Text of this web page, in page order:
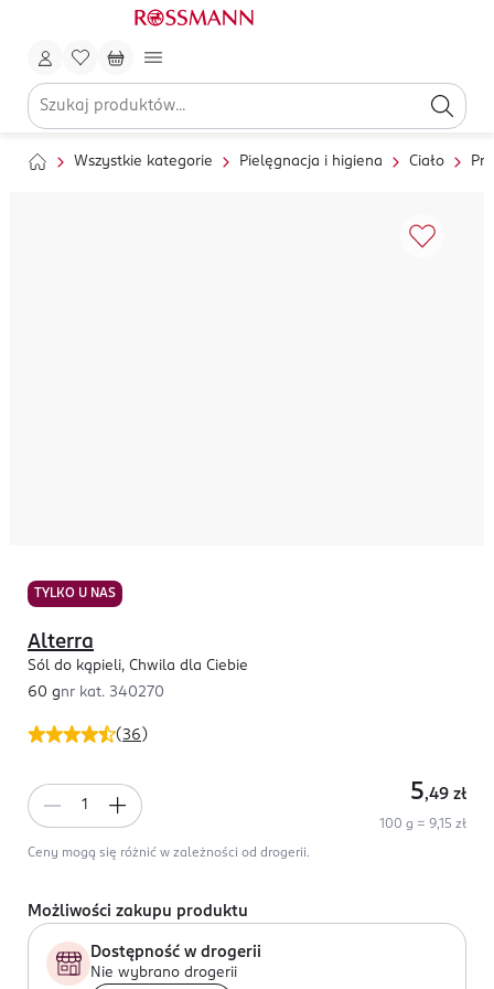
Wszystkie kategorie Pielęgnacja i higiena Ciało
TYLKO U NAS
(36 )
Alterra
Sól do kąpieli, Chwila dla Ciebie
60 gnr kat. 340270
5,49 zł
100 g = 9,15 zł
Ceny mogą się różnić w zależności od drogerii.
Możliwości zakupu produktu
Dostępność w drogerii
Nie wybrano drogerii